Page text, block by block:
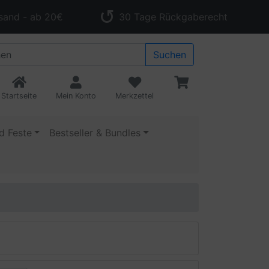
- ab 20€ 30 Tage Rückgaberecht
Suchen
Startseite Mein Konto Merkzettel
Feste Bestseller & Bundles